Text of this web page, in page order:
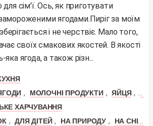
сім'ї. Ось, як приготувати
ягодами.Пиріг за моїм
і не черствіє. Мало того,
своїх смакових якостей. В якості
яка ягода, а також різн...
, МОЛОЧНІ ПРОДУКТИ , ЯЙЦЯ ,
ХАРЧУВАННЯ
, ДЛЯ ДІТЕЙ , НА ПРИРОДУ ,
НА СНІДАНОК